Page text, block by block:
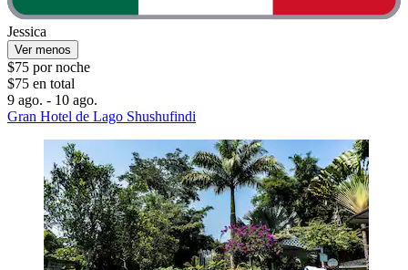
Jessica
Ver menos
$75 por noche
$75 en total
9 ago. - 10 ago.
Gran Hotel de Lago Shushufindi